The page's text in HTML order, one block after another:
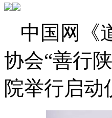
中国网《
协会“善行
院举行启动